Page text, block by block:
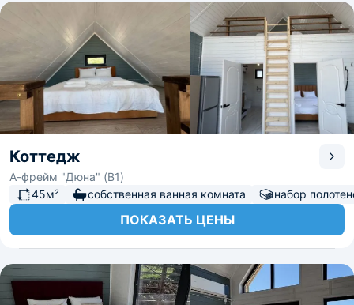
Коттедж
А-фрейм "Дюна" (B1)
45м²
собственная ванная комната набор
ПОКАЗАТЬ ЦЕНЫ